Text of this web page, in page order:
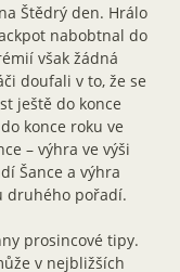
Štědrý den. Hrálo
nabobtnal do
však žádná
doufali v to, že se
ještě do konce
konce roku ve
– výhra ve výši
Šance a výhra
druhého pořadí.
prosincové tipy.
v nejbližších